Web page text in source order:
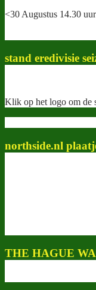
<30 Augustus 14.30
stand eredivisie
Klik op het logo om de
northside.nl
THE HAGUE